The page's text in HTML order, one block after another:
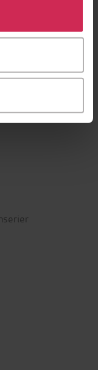
Du kan også
ved å klikke
LYDBOK